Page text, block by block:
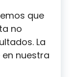
que
no
La
nuestra